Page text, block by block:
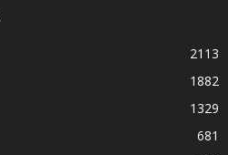
2113
1882
1329
681